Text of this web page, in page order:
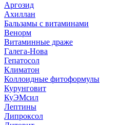
Аргозид
Ахиллан
Бальзамы с витаминами
Венорм
Витаминные драже
Галега-Нова
Гепатосол
Климатон
Коллоидные фитоформулы
Курунговит
КуЭМсил
Лептины
Липроксол